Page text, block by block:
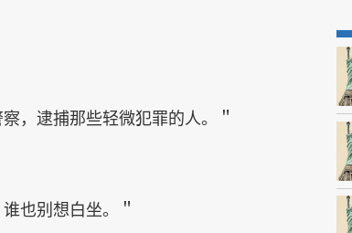
，逮捕那些轻微犯罪的人。＂
也别想白坐。＂